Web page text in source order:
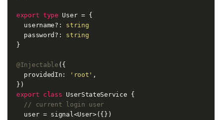
export type User = {
  username?:
string
  password?:
string
}
@Injectable ({
  providedIn:
'root' ,
export class UserStateService {
// current login user